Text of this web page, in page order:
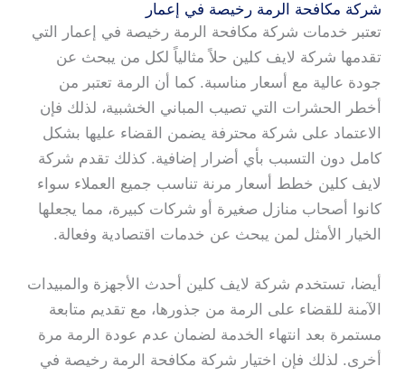
شركة مكافحة الرمة رخيصة في إعمار
تعتبر خدمات شركة مكافحة الرمة رخيصة في إعمار التي
تقدمها شركة لايف كلين حلاً مثالياً لكل من يبحث عن
جودة عالية مع أسعار مناسبة. كما أن الرمة تعتبر من
أخطر الحشرات التي تصيب المباني الخشبية، لذلك فإن
الاعتماد على شركة محترفة يضمن القضاء عليها بشكل
كامل دون التسبب بأي أضرار إضافية. كذلك تقدم شركة
لايف كلين خطط أسعار مرنة تناسب جميع العملاء سواء
كانوا أصحاب منازل صغيرة أو شركات كبيرة، مما يجعلها
الخيار الأمثل لمن يبحث عن خدمات اقتصادية وفعالة.
أيضا، تستخدم شركة لايف كلين أحدث الأجهزة والمبيدات
الآمنة للقضاء على الرمة من جذورها، مع تقديم متابعة
مستمرة بعد انتهاء الخدمة لضمان عدم عودة الرمة مرة
أخرى. لذلك فإن اختيار شركة مكافحة الرمة رخيصة في